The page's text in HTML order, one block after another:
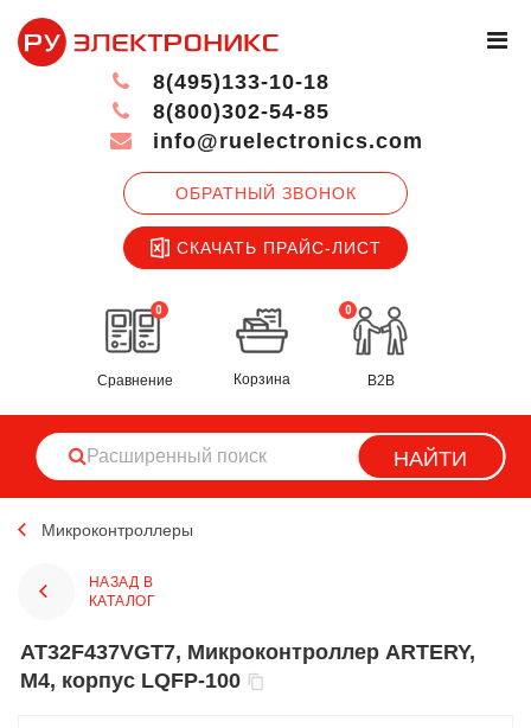
ОБРАТНЫЙ ЗВОНОК
СКАЧАТЬ ПРАЙС-ЛИСТ
8(495)133-10-18
8(800)302-54-85
info@ruelectronics.com
0
Сравнение
0
Корзина B2B
НАЙТИ
Микроконтроллеры
НАЗАД В
КАТАЛОГ
AT32F437VGT7, Микроконтроллер ARTERY,
M4, корпус LQFP-100